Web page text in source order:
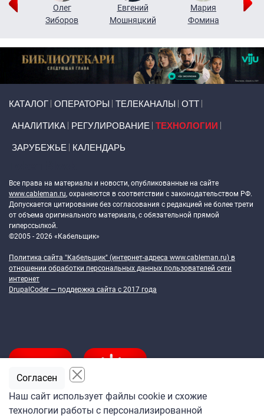
Олег
Зиборов
Евгений
Мошняцкий
Мария
Фомина
КАТАЛОГ ОПЕРАТОРЫ ТЕЛЕКАНАЛЫ ОТТ
АНАЛИТИКА РЕГУЛИРОВАНИЕ ТЕХНОЛОГИИ
ЗАРУБЕЖЬЕ КАЛЕНДАРЬ
Все права на материалы и новости, опубликованные на сайте
www.cableman.ru, охраняются в соответствии с законодательством РФ.
Допускается цитирование без согласования с редакцией не более трети
от объема оригинального материала, с обязательной прямой
гиперссылкой.
©2005 - 2026 «Кабельщик»
Политика сайта "Кабельщик" (интернет-адреса www.cableman.ru) в
отношении обработки персональных данных пользователей сети
интернет
DrupalCoder — поддержка сайта c 2017 года
Наш сайт использует файлы cookie и схожие
технологии работы с персонализированной
Согласен